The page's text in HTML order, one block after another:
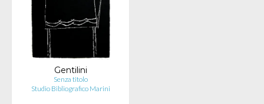
Gentilini
Senza titolo
Studio Bibliografico Marini